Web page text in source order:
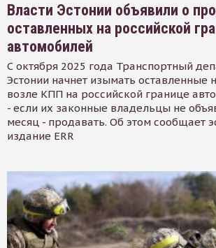
Власти Эстонии объявили о
оставленных на российской
автомобилей
С октября 2025 года Транспортный
Эстонии начнет изымать оставленные
возле КПП на российской границе
- если их законные владельцы не
месяц - продавать. Об этом сообщает
издание ERR